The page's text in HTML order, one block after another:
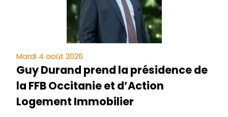
Mardi 4 août 2026
Guy Durand prend la présidence de
la FFB Occitanie et d’Action
Logement Immobilier